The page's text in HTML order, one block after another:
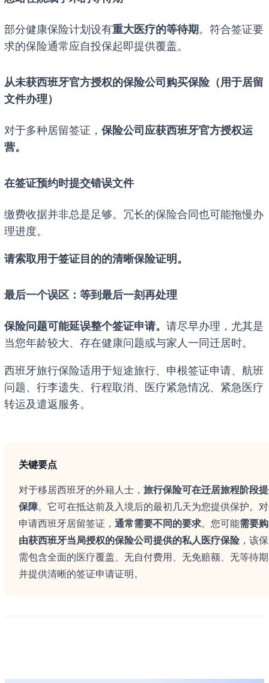
部分健康保险计划设有重大医疗的等待期。符合签证要
求的保险通常应自投保起即提供覆盖。
从未获西班牙官方授权的保险公司购买保险（用于居留
文件办理）
对于多种居留签证， 保险公司应获西班牙官方授权运
营。
在签证预约时提交错误文件
缴费收据并非总是足够。冗长的保险合同也可能拖慢办
理进度。
请索取用于签证目的的清晰保险证明。
最后一个误区：等到最后一刻再处理
保险问题可能延误整个签证申请。 请尽早办理，尤其是
当您年龄较大、存在健康问题或与家人一同迁居时。
西班牙旅行保险适用于短途旅行、申根签证申请、航班
问题、行李遗失、行程取消、医疗紧急情况、紧急医疗
转运及遣返服务。
关键要点
对于移居西班牙的外籍人士， 旅行保险可在迁居旅程阶段
保障。它可在抵达前及入境后的最初几天为您提供保护。
申请西班牙居留签证， 通常需要不同的要求。您可能需要
由获西班牙当局授权的保险公司提供的私人医疗保险，该
需包含全面的医疗覆盖、无自付费用、无免赔额、无等待
并提供清晰的签证申请证明。